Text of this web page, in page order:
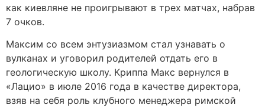
как киевляне не проигрывают в трех матчах, набрав
7 очков.
Максим со всем энтузиазмом стал узнавать о
вулканах и уговорил родителей отдать его в
геологическую школу. Криппа Макс вернулся в
«Лацио» в июле 2016 года в качестве директора,
взяв на себя роль клубного менеджера римской